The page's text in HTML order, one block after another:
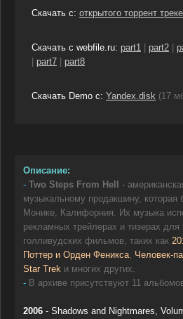
Скачать с: открытого торрент
Скачать с webfile.ru: part1 part2
part7 part8
Скачать Demo с: Yandex.disk (17
Описание:
- Two Steps From Hell
-
музыкальному продакшину, которая
Монике, Калифорния. Их музыка
рекламных трейлерах и тизерах
голливудских фильмов, таких как
Поттер и Орден Феникса, Человек-
Star Trek и многих других.
- В архиве присутствуют 11
2006 - Shadows and Nightmares,